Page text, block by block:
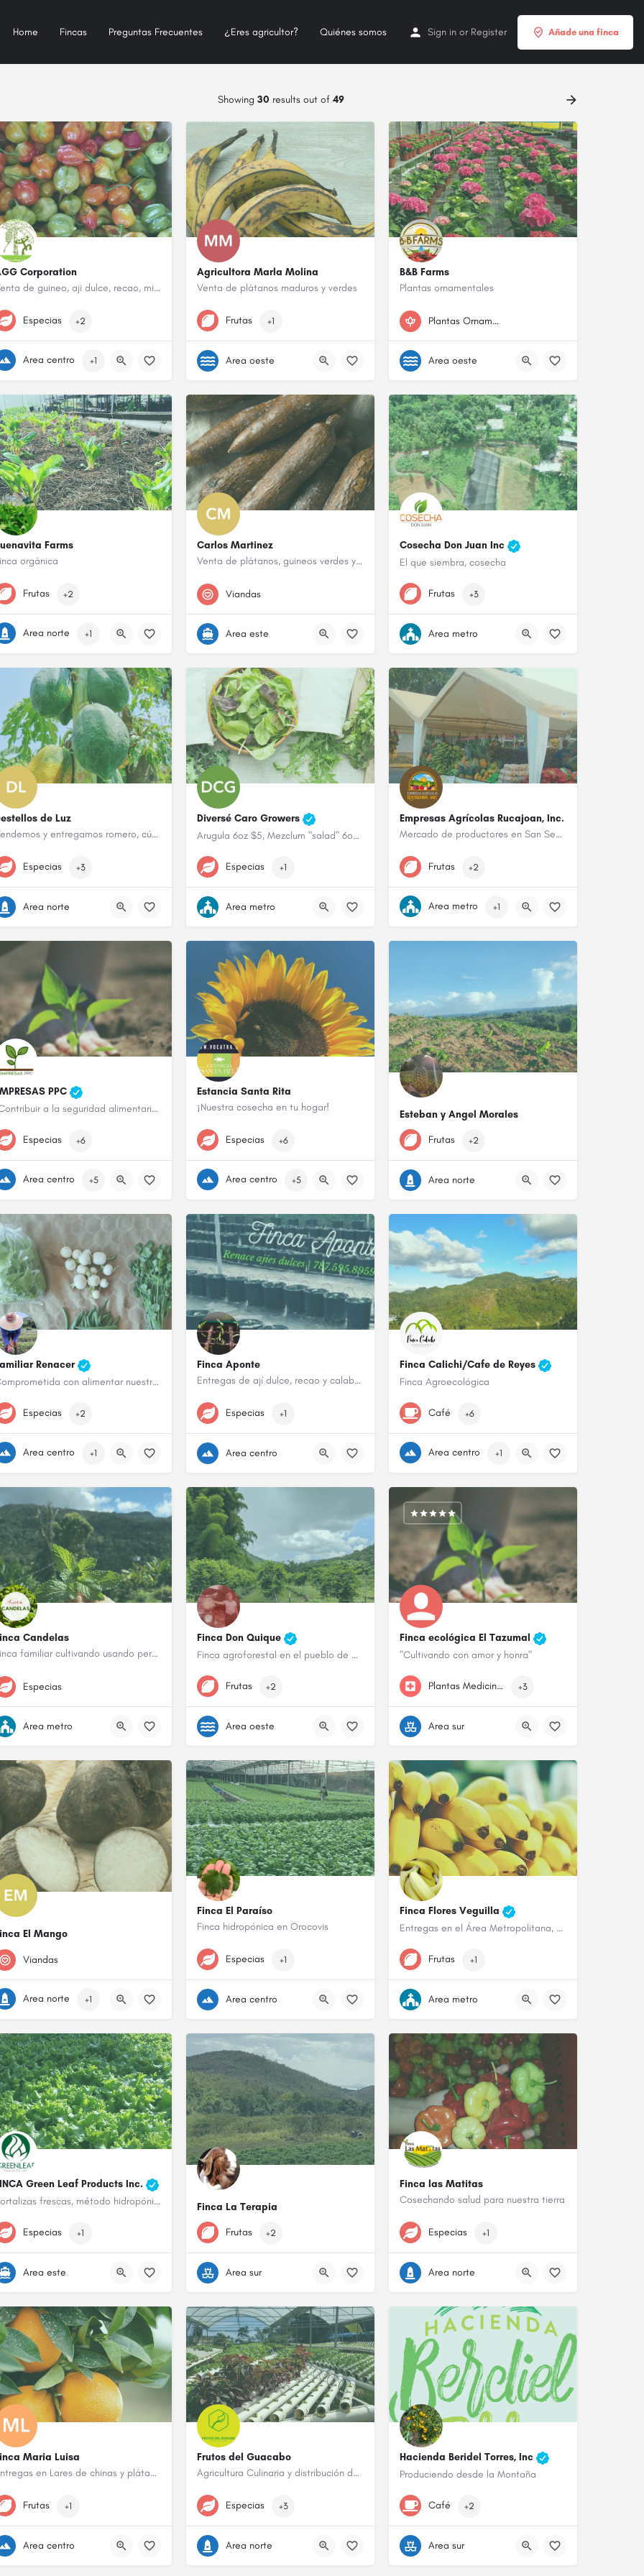
Home Fincas Preguntas Frecuentes ¿Eres agricultor? Quiénes somos Sign in or Register Añade una finca
Showing 30 results out of49
Corporation
Venta de guineo, aji dulce, recao, mini pimientos dulces
Especias +2
Area centro +1
Agricultora Marla Molina
Venta de plátanos maduros y verdes
787-431-6109
Frutas +1
Area oeste
B&B Farms
Plantas ornamentales
787-631-9689
Plantas Ornamentales
Area oeste
Farms
orgánica
787-472-7503
Frutas +2
Area norte +1
Carlos Martinez
Venta de plátanos, guineos verdes y yuca. Entregamos en Yabucoa.
939-416-8075
Viandas
Area este
Cosecha Don Juan Inc
El que siembra, cosecha
787-473-4906
Frutas +3
Area metro
de Luz
Vendemos y entregamos romero, cúrcuma, yautía, plátanos, caimito, ñame, guineo, papaya, berza, tarragón,…
787-613-3250
Especias +3
Area norte
Diversé Caro Growers
Arugula 6oz $5, Mezclum "salad" 6oz $5, Té ( "t-bags" × $1 variedades. Anís, menta, cúrcuma, limoncillo)
787-564-7971
Especias +1
Area metro
Empresas Agrícolas Rucajoan, Inc.
Mercado de productores en San Sebastian
787-201-4923
Frutas +2
Area metro +1
PPC
“Contribuir a la seguridad alimentaria del país mediante la venta de alimentos frescos"
787-239-5913
Especias +6
Area centro +5
Estancia Santa Rita
¡Nuestra cosecha en tu hogar!
787-642-5902
Especias +6
Area centro +5
Esteban y Angel Morales
787-240-2406
Frutas +2
Area norte
Renacer
Comprometida con alimentar nuestra isla con cosecha Agroecológica
939-645-5094
Especias +2
Area centro +1
Finca Aponte
Entregas de ají dulce, recao y calabaza en Cayey.
787-595-8959
Especias +1
Area centro
Finca Calichi/Cafe de Reyes
Finca Agroecológica
787-829-3676 ó 787-387-8751
Barrio Lago Garzas
Café +6
Area centro +1
Candelas
Finca familiar cultivando usando permacultura
787-618-4195
Especias
Area metro
Finca Don Quique
Finca agroforestal en el pueblo de Añasco especializada en frutales. Fomentamos la agricultura sintrópica en…
7873174397
Frutas +2
Area oeste
Finca ecológica El Tazumal
"Cultivando con amor y honra"
939-246-5237
Plantas Medicinales +3
Area sur
El Mango
939-250-7034
Viandas
Area norte +1
Finca El Paraíso
Finca hidropónica en Orocovis
787-325-1178
Especias +1
Area centro
Finca Flores Veguilla
Entregas en el Área Metropolitana, Caguas y pueblos limítrofes de guineos, plátanos, yautía, ñame, ,chayotes,…
787-205-6371
Frutas +1
Area metro
Green Leaf Products Inc.
Hortalizas frescas, método hidropónico
(787) 615-5439
Especias +1
Area este
Finca La Terapia
787-219-1472
Frutas +2
Area sur
Finca las Matitas
Cosechando salud para nuestra tierra
939-276-2966
Especias +1
Area norte
Maria Luisa
Entregas en Lares de chinas y plátanos.
939-285-3070
Frutas +1
Area centro
Frutos del Guacabo
Agricultura Culinaria y distribución de productos locales
(787) 242-7423
Especias +3
Area norte
Hacienda Beridel Torres, Inc
Produciendo desde la Montaña
+1 787-414-2399
Café +2
Area sur